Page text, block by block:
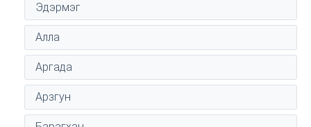
Эдэрмэг
Алла
Аргада
Арзгун